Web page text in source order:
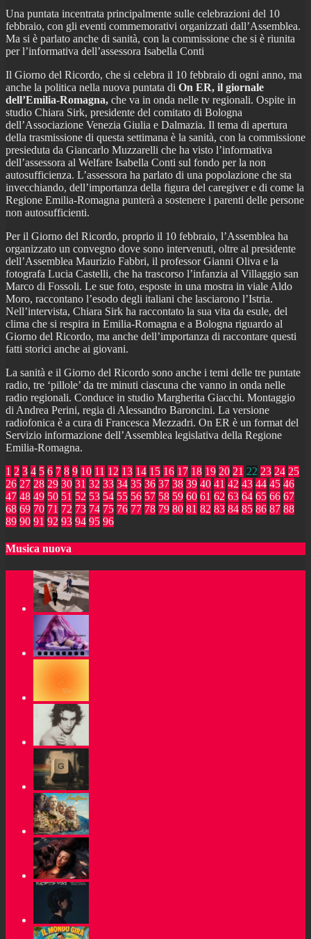
Una puntata incentrata principalmente sulle celebrazioni del 10
febbraio, con gli eventi commemorativi organizzati dall’Assemblea.
Ma si è parlato anche di sanità, con la commissione che si è riunita
per l’informativa dell’assessora Isabella Conti
Il Giorno del Ricordo, che si celebra il 10 febbraio di ogni anno, ma
anche la politica nella nuova puntata di On ER, il giornale
dell’Emilia-Romagna, che va in onda nelle tv regionali. Ospite in
studio Chiara Sirk, presidente del comitato di Bologna
dell’Associazione Venezia Giulia e Dalmazia. Il tema di apertura
della trasmissione di questa settimana è la sanità, con la commissione
presieduta da Giancarlo Muzzarelli che ha visto l’informativa
dell’assessora al Welfare Isabella Conti sul fondo per la non
autosufficienza. L’assessora ha parlato di una popolazione che sta
invecchiando, dell’importanza della figura del caregiver e di come la
Regione Emilia-Romagna punterà a sostenere i parenti delle persone
non autosufficienti.
Per il Giorno del Ricordo, proprio il 10 febbraio, l’Assemblea ha
organizzato un convegno dove sono intervenuti, oltre al presidente
dell’Assemblea Maurizio Fabbri, il professor Gianni Oliva e la
fotografa Lucia Castelli, che ha trascorso l’infanzia al Villaggio san
Marco di Fossoli. Le sue foto, esposte in una mostra in viale Aldo
Moro, raccontano l’esodo degli italiani che lasciarono l’Istria.
Nell’intervista, Chiara Sirk ha raccontato la sua vita da esule, del
clima che si respira in Emilia-Romagna e a Bologna riguardo al
Giorno del Ricordo, ma anche dell’importanza di raccontare questi
fatti storici anche ai giovani.
La sanità e il Giorno del Ricordo sono anche i temi delle tre puntate
radio, tre ‘pillole’ da tre minuti ciascuna che vanno in onda nelle
radio regionali. Conduce in studio Margherita Giacchi. Montaggio
di Andrea Perini, regia di Alessandro Baroncini. La versione
radiofonica è a cura di Francesca Mezzadri. On ER è un format del
Servizio informazione dell’Assemblea legislativa della Regione
Emilia-Romagna.
1 2 3 4 5 6 7 8 9 10 11 12 13 14 15 16 17 18 19 20 21 22 23 24 25
26 27 28 29 30 31 32 33 34 35 36 37 38 39 40 41 42 43 44 45 46
47 48 49 50 51 52 53 54 55 56 57 58 59 60 61 62 63 64 65 66 67
68 69 70 71 72 73 74 75 76 77 78 79 80 81 82 83 84 85 86 87 88
89 90 91 92 93 94 95 96
Musica nuova